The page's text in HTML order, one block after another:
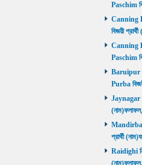
Paschim
Canning
বিজয়ী
Canning
Paschim
Baruipur
Purba
Jaynagar
প্রার্থী
Raidighi